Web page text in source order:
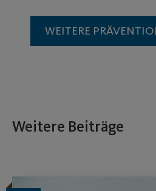
WEITERE
Weitere Beiträge